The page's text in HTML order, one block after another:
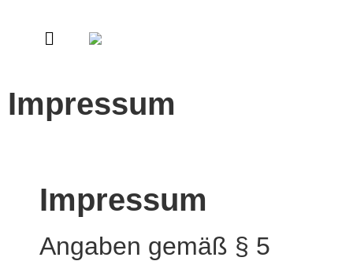
Impressum
Impressum
Angaben gemäß § 5